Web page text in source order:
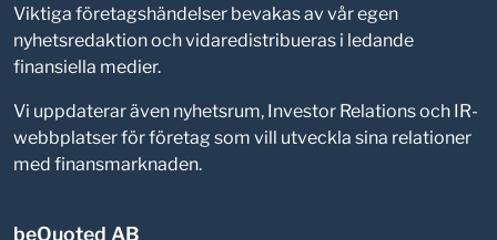
Viktiga företagshändelser bevakas av vår egen
nyhetsredaktion och vidaredistribueras i ledande
finansiella medier.
Vi uppdaterar även nyhetsrum, Investor Relations och IR-
webbplatser för företag som vill utveckla sina relationer
med finansmarknaden.
beQuoted AB